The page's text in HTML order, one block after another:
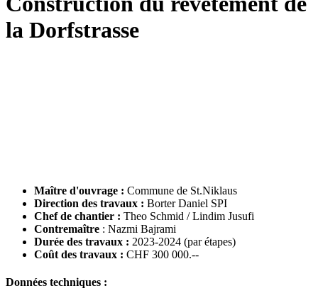
la Dorfstrasse
Maître d'ouvrage : Commune de St.Niklaus
Direction des travaux : Borter Daniel SPI
Chef de chantier : Theo Schmid / Lindim Jusufi
Contremaître : Nazmi Bajrami
Durée des travaux : 2023-2024 (par étapes)
Coût des travaux : CHF 300 000.--
Données techniques :